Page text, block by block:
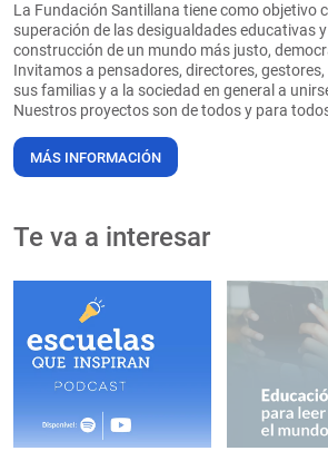
La Fundación Santillana tiene como objetivo
superación de las desigualdades educativas
construcción de un mundo más justo,
Invitamos a pensadores, directores,
sus familias y a la sociedad en general a
Nuestros proyectos son de todos y para
MÁS INFORMACIÓN
Te va a interesar